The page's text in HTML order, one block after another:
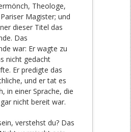
Theologe,
Magister; und
dieser Titel das
Das
war: Er wagte zu
nicht gedacht
Er predigte das
und er tat es
in einer Sprache, die
nicht bereit war.
verstehst du? Das